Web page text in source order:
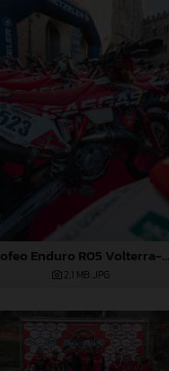
Trofeo Enduro R05 Volterra-287
2,1 MB .JPG